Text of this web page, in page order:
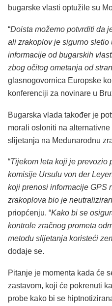
bugarske vlasti optužile su
“Doista možemo potvrditi da
ali zrakoplov je sigurno sletio
informacije od bugarskih
zbog očitog ometanja od
glasnogovornica Europske
konferenciji za novinare u
Bugarska vlada također je
morali osloniti na
slijetanja na Međunarodnu
“Tijekom leta koji je prevozio
komisije Ursulu von der
koji prenosi informacije GPS
zrakoplova bio je
priopćenju. “Kako bi se
kontrole zračnog prometa
metodu slijetanja koristeći
dodaje se.
Pitanje je momenta kada će
zastavom, koji će pokrenuti
probe kako bi se